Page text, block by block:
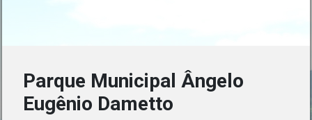
Parque Municipal Ângelo
Eugênio Dametto